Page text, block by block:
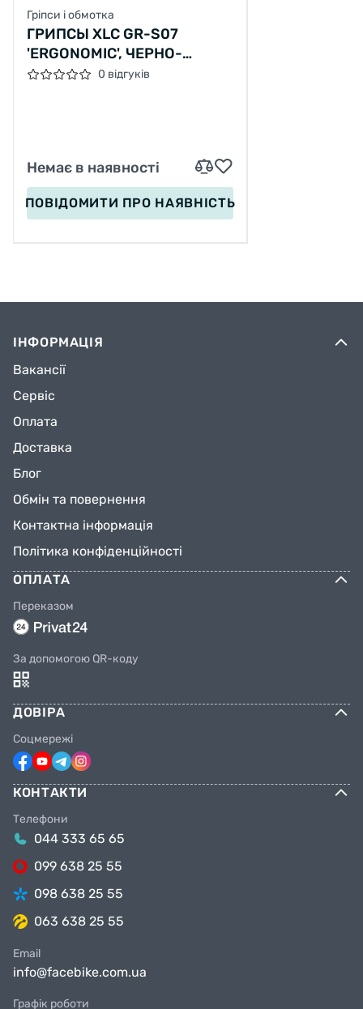
Гріпси і обмотка
ГРИПСЫ XLC GR-S07
'ERGONOMIC', ЧЕРНО-
СЕРЫЕ, 140 ММ
0 відгуків
Немає в наявності
ПОВІДОМИТИ ПРО НАЯВНІСТЬ
ІНФОРМАЦІЯ
Вакансії
Сервіс
Оплата
Доставка
Блог
Обмін та повернення
Контактна інформація
Політика конфіденційності
ОПЛАТА
Переказом
За допомогою QR-коду
ДОВІРА
Соцмережі
КОНТАКТИ
Телефони
044 333 65 65
099 638 25 55
098 638 25 55
063 638 25 55
Email
info@facebike.com.ua
Графік роботи